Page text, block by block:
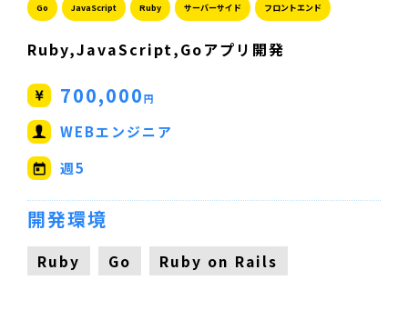
Go JavaScript Ruby サーバーサイド フロントエンド
Ruby,JavaScript,Goアプリ開発
700,000円
WEBエンジニア
週5
開発環境
Ruby Go Ruby on Rails